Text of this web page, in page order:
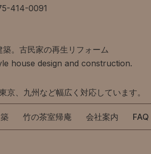
414-0091
。古民家の再生リフォーム
house design and construction.
京、九州など幅広く対応しています。
竹の茶室帰庵 会社案内 FAQ